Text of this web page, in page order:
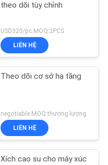
theo dõi tùy chỉnh
USD320/pc MOQ:2PCS
LIÊN HỆ
Theo dõi cơ sở hạ tầng
negotiable MOQ:thương lượng
LIÊN HỆ
Xích cao su cho máy xúc